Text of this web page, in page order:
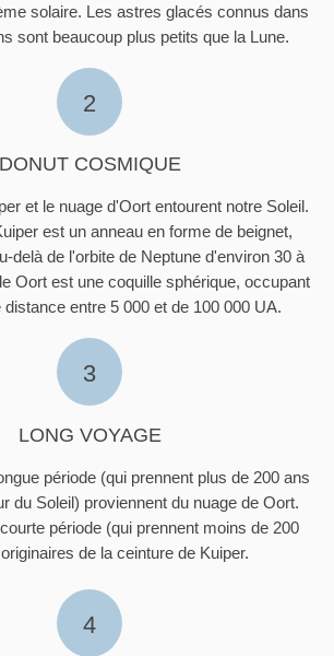
solaire. Les astres glacés connus dans
sont beaucoup plus petits que la Lune.
2
DONUT COSMIQUE
et le nuage d'Oort entourent notre Soleil.
est un anneau en forme de beignet,
delà de l'orbite de Neptune d'environ 30 à
Oort est une coquille sphérique, occupant
distance entre 5 000 et de 100 000 UA.
3
LONG VOYAGE
période (qui prennent plus de 200 ans
du Soleil) proviennent du nuage de Oort.
période (qui prennent moins de 200
de la ceinture de Kuiper.
4